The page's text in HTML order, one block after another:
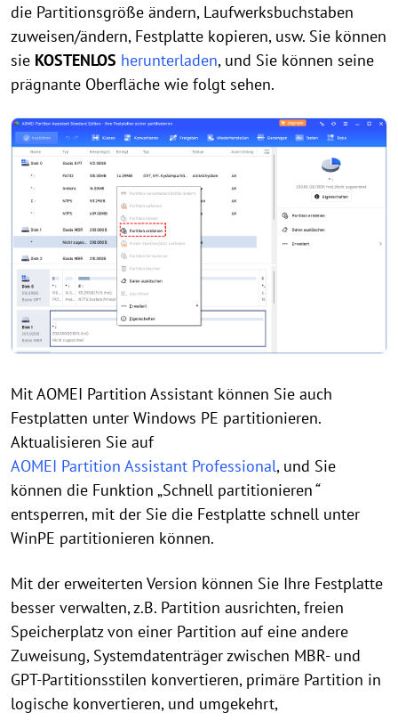
die Partitionsgröße ändern, Laufwerksbuchstaben
zuweisen/ändern, Festplatte kopieren, usw. Sie können
sie KOSTENLOS herunterladen, und Sie können seine
prägnante Oberfläche wie folgt sehen.
Mit AOMEI Partition Assistant können Sie auch
Festplatten unter Windows PE partitionieren.
Aktualisieren Sie auf
AOMEI Partition Assistant Professional, und Sie
können die Funktion „Schnell partitionieren“
entsperren, mit der Sie die Festplatte schnell unter
WinPE partitionieren können.
Mit der erweiterten Version können Sie Ihre Festplatte
besser verwalten, z.B. Partition ausrichten, freien
Speicherplatz von einer Partition auf eine andere
Zuweisung, Systemdatenträger zwischen MBR- und
GPT-Partitionsstilen konvertieren, primäre Partition in
logische konvertieren, und umgekehrt,